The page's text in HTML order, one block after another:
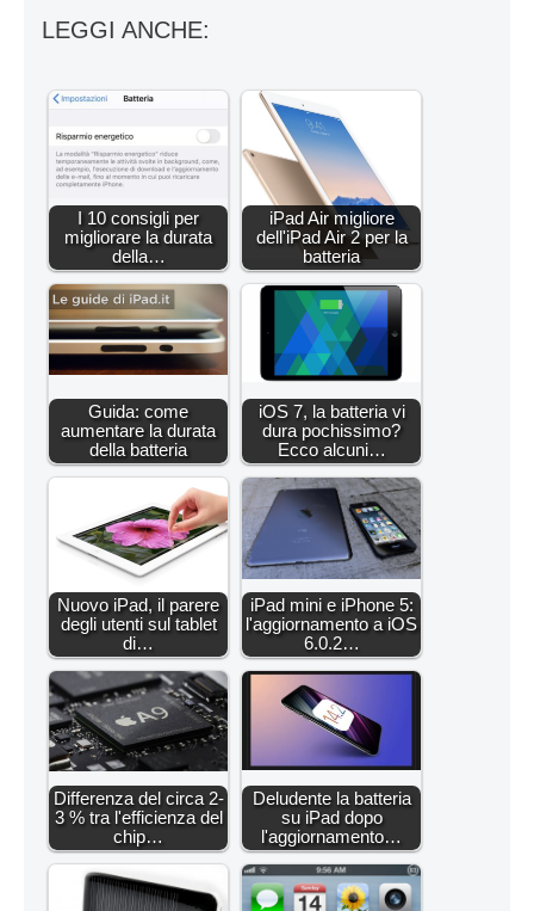
LEGGI ANCHE:
I 10 consigli per
migliorare la durata
della…
iPad Air migliore
dell'iPad Air 2 per la
batteria
Guida: come
aumentare la durata
della batteria
iOS 7, la batteria vi
dura pochissimo?
Ecco alcuni…
Nuovo iPad, il parere
degli utenti sul tablet
di…
iPad mini e iPhone 5:
l'aggiornamento a iOS
6.0.2…
Differenza del circa 2-
3 % tra l'efficienza del
chip…
Deludente la batteria
su iPad dopo
l'aggiornamento…